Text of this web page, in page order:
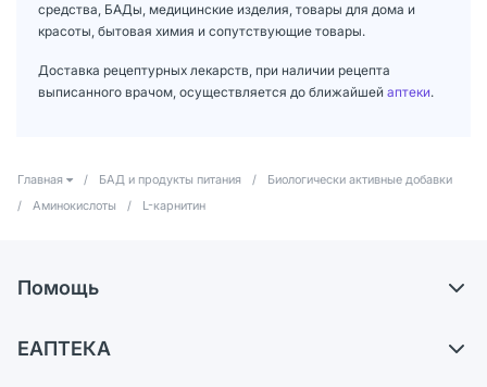
средства, БАДы, медицинские изделия, товары для дома и
красоты, бытовая химия и сопутствующие товары.
Доставка рецептурных лекарств, при наличии рецепта
выписанного врачом, осуществляется до ближайшей аптеки.
Главная / БАД и продукты питания /
Биологически активные добавки
/
Аминокислоты / L-карнитин
Помощь
Самовывоз из аптек
ЕАПТЕКА